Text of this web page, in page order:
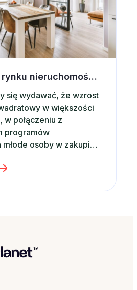
Sytuacja na rynku nieruchomości a wynajem krótkoterminowy
się wydawać, że wzrost
w większości
w połączeniu z
programów
osoby w zakupie
tendencje, z opinii
Zgodnie z